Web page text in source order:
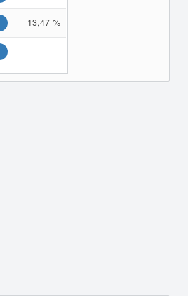
13,47 %